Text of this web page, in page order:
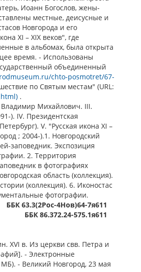
Иоанн Богослов, жены-
местные, деисусные и
Новгорода и его
XI – XIX веков", где
в альбомах, была открыта
время. - Использованы
объединенный
chto-posmotret/67-
по Святым местам" (URL:
.
Михайлович. III.
). IV. Президентская
V. "Русская икона XI –
; 2004-).1. Новгородский
заповедник. Экспозиция
2. Территория
в фотографиях
область (коллекция).
(коллекция). 6. Иконостас
фотографии.
ББК 63.3(2Рос-4Нов)64-7я611
ББК 86.372.24-575.1я611
XVI в. Из церкви свв. Петра и
- Электронные
- Великий Новгород, 23 мая